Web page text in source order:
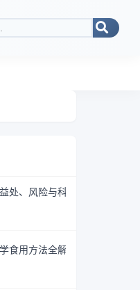
处、风险与科学饮用指南
食用方法全解析